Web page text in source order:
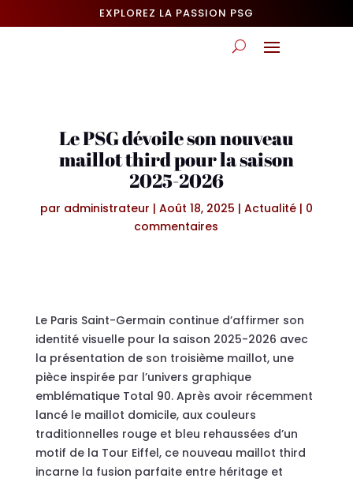
EXPLOREZ LA PASSION PSG
Le PSG dévoile son nouveau
maillot third pour la saison
2025-2026
par administrateur | Août 18, 2025 | Actualité| 0
commentaires
Le Paris Saint-Germain continue d’affirmer son
identité visuelle pour la saison 2025-2026 avec
la présentation de son troisième maillot, une
pièce inspirée par l’univers graphique
emblématique Total 90. Après avoir récemment
lancé le maillot domicile, aux couleurs
traditionnelles rouge et bleu rehaussées d’un
motif de la Tour Eiffel, ce nouveau maillot third
incarne la fusion parfaite entre héritage et